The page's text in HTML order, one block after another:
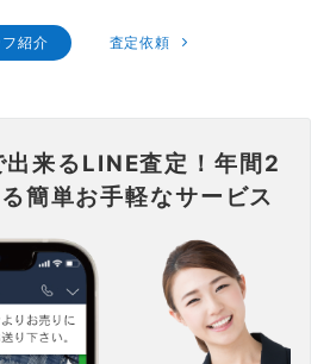
フ紹介 査定依頼
出来るLINE査定！年間2
簡単お手軽なサービス